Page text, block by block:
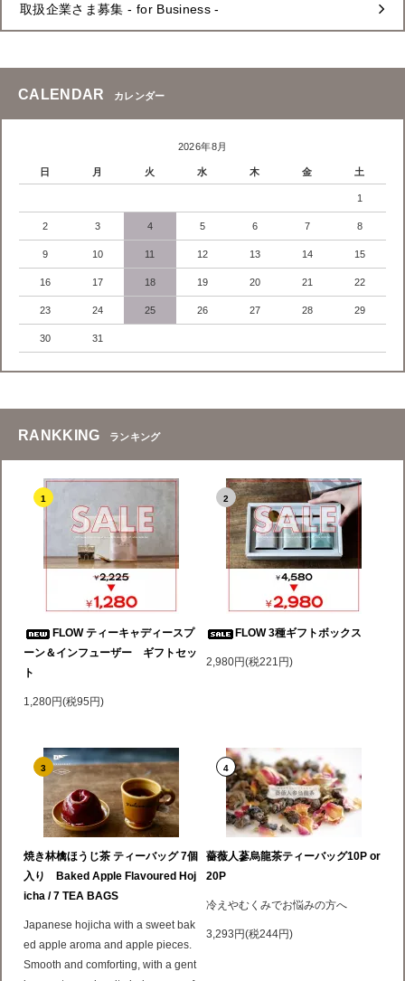
取扱企業さま募集 - for Business -
CALENDAR カレンダー
2026年8月
日 月 火 水 木 金 土
1
2 3 4 5 6 7 8
9 10 11 12 13 14 15
16 17 18 19 20 21 22
23 24 25 26 27 28 29
30 31
RANKKING ランキング
1
FLOW ティーキャディースプ
ーン＆インフューザー ギフトセッ
ト
1,280円(税95円)
2
FLOW 3種ギフトボックス
2,980円(税221円)
3
焼き林檎ほうじ茶 ティーバッグ 7個
入り Baked Apple Flavoured Hoj
icha / 7 TEA BAGS
Japanese hojicha with a sweet bak
ed apple aroma and apple pieces.
Smooth and comforting, with a gent
4
薔薇人蔘烏龍茶ティーバッグ10P or
20P
冷えやむくみでお悩みの方へ
3,293円(税244円)